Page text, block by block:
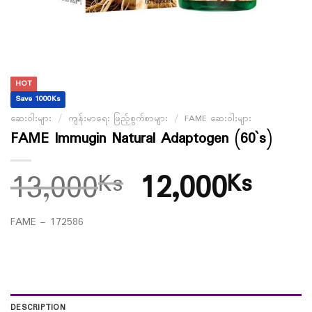
HOT
Save 1000Ks
ဆေးဝါးများ / ကျန်းမာရေး ဖြည့်စွက်စာများ / FAME ဆေးဝါးများ
FAME Immugin Natural Adaptogen (60`s)
13,000Ks 12,000Ks
FAME – 172586
DESCRIPTION